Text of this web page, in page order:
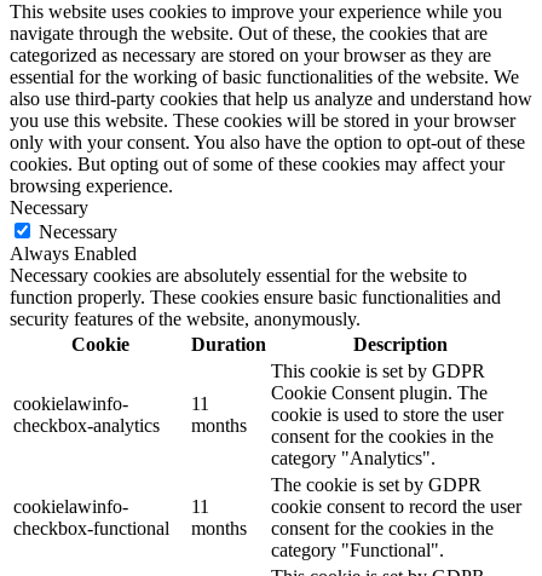
This website uses cookies to improve your experience while you
navigate through the website. Out of these, the cookies that are
categorized as necessary are stored on your browser as they are
essential for the working of basic functionalities of the website. We
also use third-party cookies that help us analyze and understand how
you use this website. These cookies will be stored in your browser
only with your consent. You also have the option to opt-out of these
cookies. But opting out of some of these cookies may affect your
browsing experience.
Necessary
Necessary
Always Enabled
Necessary cookies are absolutely essential for the website to
function properly. These cookies ensure basic functionalities and
security features of the website, anonymously.
Cookie
Duration Description
cookielawinfo-
checkbox-analytics
11
months
This cookie is set by GDPR
Cookie Consent plugin. The
cookie is used to store the user
consent for the cookies in the
category "Analytics".
cookielawinfo-
checkbox-functional
11
months
The cookie is set by GDPR
cookie consent to record the user
consent for the cookies in the
category "Functional".